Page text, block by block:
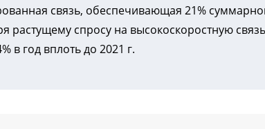
связь, обеспечивающая 21%
растущему спросу на высокоскоростную
в год вплоть до 2021 г.